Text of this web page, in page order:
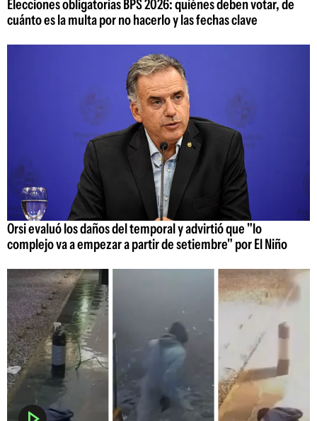
Elecciones obligatorias BPS 2026: quiénes deben votar, de
cuánto es la multa por no hacerlo y las fechas clave
Orsi evaluó los daños del temporal y advirtió que "lo
complejo va a empezar a partir de setiembre" por El Niño